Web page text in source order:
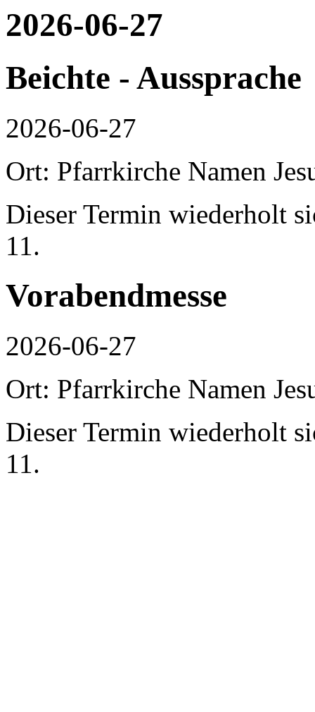
2026-06-27
Beichte - Aussprache
2026-06-27
Ort: Pfarrkirche Namen
Dieser Termin wiederholt
11.
Vorabendmesse
2026-06-27
Ort: Pfarrkirche Namen
Dieser Termin wiederholt
11.